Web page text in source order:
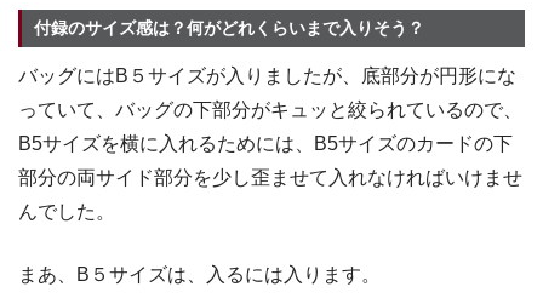
付録のサイズ感は？何がどれくらいまで入りそう？
バッグにはB５サイズが入りましたが、底部分が円形にな
っていて、バッグの下部分がキュッと絞られているので、
B5サイズを横に入れるためには、B5サイズのカードの下
部分の両サイド部分を少し歪ませて入れなければいけませ
んでした。
まあ、B５サイズは、入るには入ります。